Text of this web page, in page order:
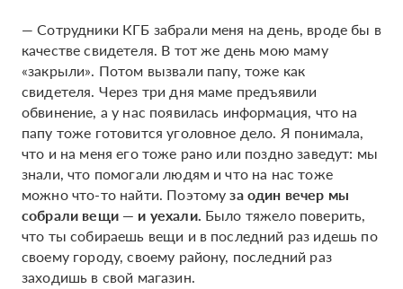
— Сотрудники КГБ забрали меня на день, вроде бы в
качестве свидетеля. В тот же день мою маму
«закрыли». Потом вызвали папу, тоже как
свидетеля. Через три дня маме предъявили
обвинение, а у нас появилась информация, что на
папу тоже готовится уголовное дело. Я понимала,
что и на меня его тоже рано или поздно заведут: мы
знали, что помогали людям и что на нас тоже
можно что-то найти. Поэтомуза один вечер мы
собрали вещи — и уехали. Было тяжело поверить,
что ты собираешь вещи и в последний раз идешь по
своему городу, своему району, последний раз
заходишь в свой магазин.